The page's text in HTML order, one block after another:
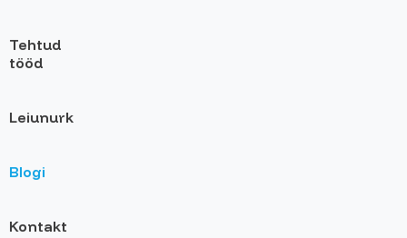
Tehtud
tööd
Leiunurk
Blogi
Kontakt